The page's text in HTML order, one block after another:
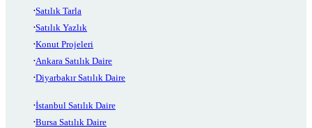
Satılık Tarla
Satılık Yazlık
Konut Projeleri
Ankara Satılık Daire
Diyarbakır Satılık Daire
İstanbul Satılık Daire
Bursa Satılık Daire